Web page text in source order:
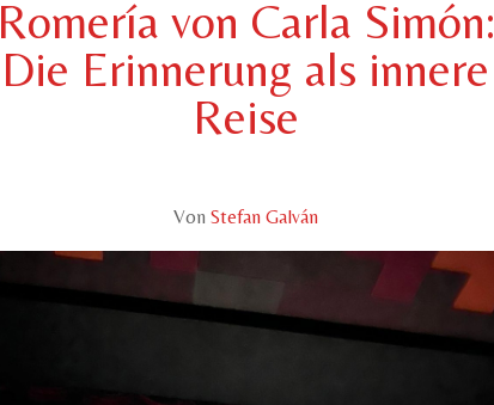
Romería von Carla Simón:
Die Erinnerung als innere
Reise
Von Stefan Galván